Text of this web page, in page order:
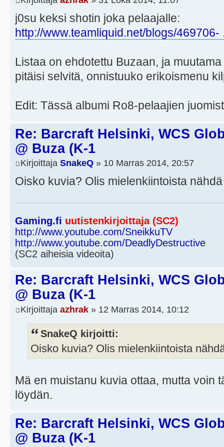
j0su keksi shotin joka pelaajalle:
http://www.teamliquid.net/blogs/469706-
Listaa on ehdotettu Buzaan, ja
pitäisi selvitä, onnistuuko erikoismenu
Edit: Tässä albumi Ro8-pelaajien
Re: Barcraft Helsinki, WCS
@ Buza (K-1
Kirjoittaja SnakeQ » 10 Marras 2014, 20:57
Oisko kuvia? Olis mielenkiintoista
Gaming.fi uutistenkirjoittaja (SC2)
http://www.youtube.com/SneikkuTV
http://www.youtube.com/DeadlyDestructive
(SC2 aiheisia videoita)
Re: Barcraft Helsinki, WCS
@ Buza (K-1
Kirjoittaja azhrak » 12 Marras 2014, 10:12
SnakeQ kirjoitti:
Oisko kuvia? Olis mielenkiintoista
Mä en muistanu kuvia ottaa, mutta voin
löydän.
Re: Barcraft Helsinki, WCS
@ Buza (K-1